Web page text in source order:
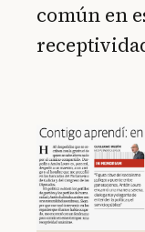
común en